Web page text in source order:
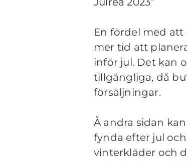
En fördel med
mer tid att
inför jul. Det kan
tillgängliga, då
försäljningar.
Å andra sidan
fynda efter jul
vinterkläder och